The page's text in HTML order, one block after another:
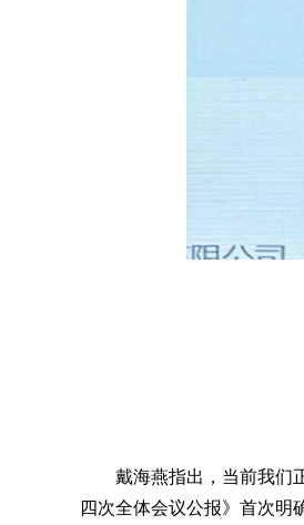
戴海燕指出，当前我们
四次全体会议公报》首次明